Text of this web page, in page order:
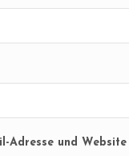
Adresse und